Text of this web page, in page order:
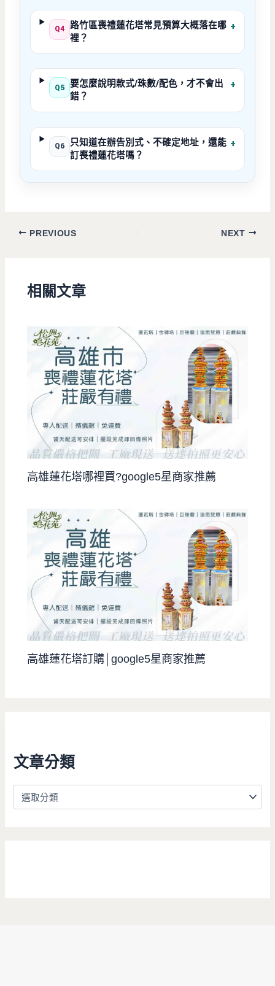
文章分類
Q4
路竹區喪禮蓮花塔常見預算大概落在哪
裡？
+
Q5
要怎麼說明款式/珠數/配色，才不會出
錯？
+
Q6
只知道在辦告別式、不確定地址，還能
訂喪禮蓮花塔嗎？
+
PREVIOUS NEXT
相關文章
高雄蓮花塔哪裡買?google5星商家推薦
高雄蓮花塔訂購│google5星商家推薦